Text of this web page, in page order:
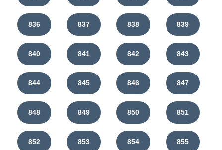
836 837 838 839
840 841 842 843
844 845 846 847
848 849 850 851
852 853 854 855